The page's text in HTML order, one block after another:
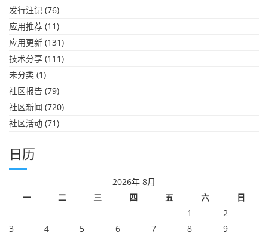
发行注记 (76)
应用推荐 (11)
应用更新 (131)
技术分享 (111)
未分类 (1)
社区报告 (79)
社区新闻 (720)
社区活动 (71)
日历
2026年 8月
一
二 三 四 五 六
日
1
2
3
4 5 6 7 8 9